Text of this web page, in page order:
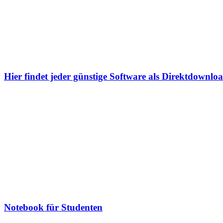
Hier findet jeder günstige Software als
Notebook für Studenten